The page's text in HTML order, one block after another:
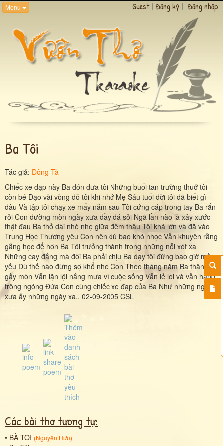
Menu Guest | Đăng ký | Đăng nhập
Ba Tôi
Tác giả: Đông Tà
Chiếc xe đạp này Ba đón đưa tôi Những buổi tan trường thuở tôi
còn bé Dạo vài vòng dỗ tôi khi nhớ Mẹ Sáu tuổi đời tôi đã biết gì
đâu Và tập tôi chạy xe mấy năm sau Tôi cứng cáp trong tay Ba rắn
rỏi Con đường mòn ngày xưa đầy đá sỏi Ngã lần nào là xây xước
thật đau Ba thở dài nhè nhẹ giữa đêm thâu Tôi khá lớn và đã vào
Trung Học Thương yêu Con nên dù bao khó nhọc Vẫn khuyên rằng
gắng học để hơn Ba Tôi trưởng thành trong những nỗi xót xa
Những cay đắng mà đời Ba phải chịu Ba dạy tôi đừng bao giờ mềm
yếu Dù thế nào đừng sợ khổ nhe Con Theo tháng năm Ba thân xác
gầy mòn Vẫn lặn lội nắng mưa vì cuộc sống Vẫn lẻ loi và vẫn hằng
trông ngóng Đứa Con cùng chiếc xe đạp của Ba Như những ngày
xưa ấy những ngày xa.. 02-09-2005 CSL
Các bài thơ tương tự:
• BÀ TÔI (Nguyên Hữu)